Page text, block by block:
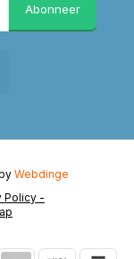
Abonneer
Policy -
Webdinge